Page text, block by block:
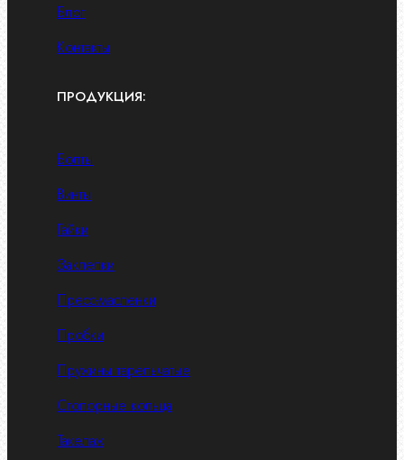
Блог
Контакты
ПРОДУКЦИЯ:
Болты
Винты
Гайки
Заклепки
Пресс-масленки
Пробки
Пружины тарельчатые
Стопорные кольца
Такелаж